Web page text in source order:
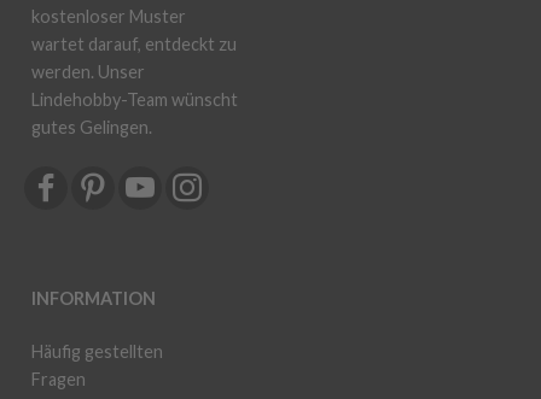
kostenloser Muster
wartet darauf, entdeckt zu
werden. Unser
Lindehobby-Team wünscht
gutes Gelingen.
INFORMATION
Häufig gestellten
Fragen